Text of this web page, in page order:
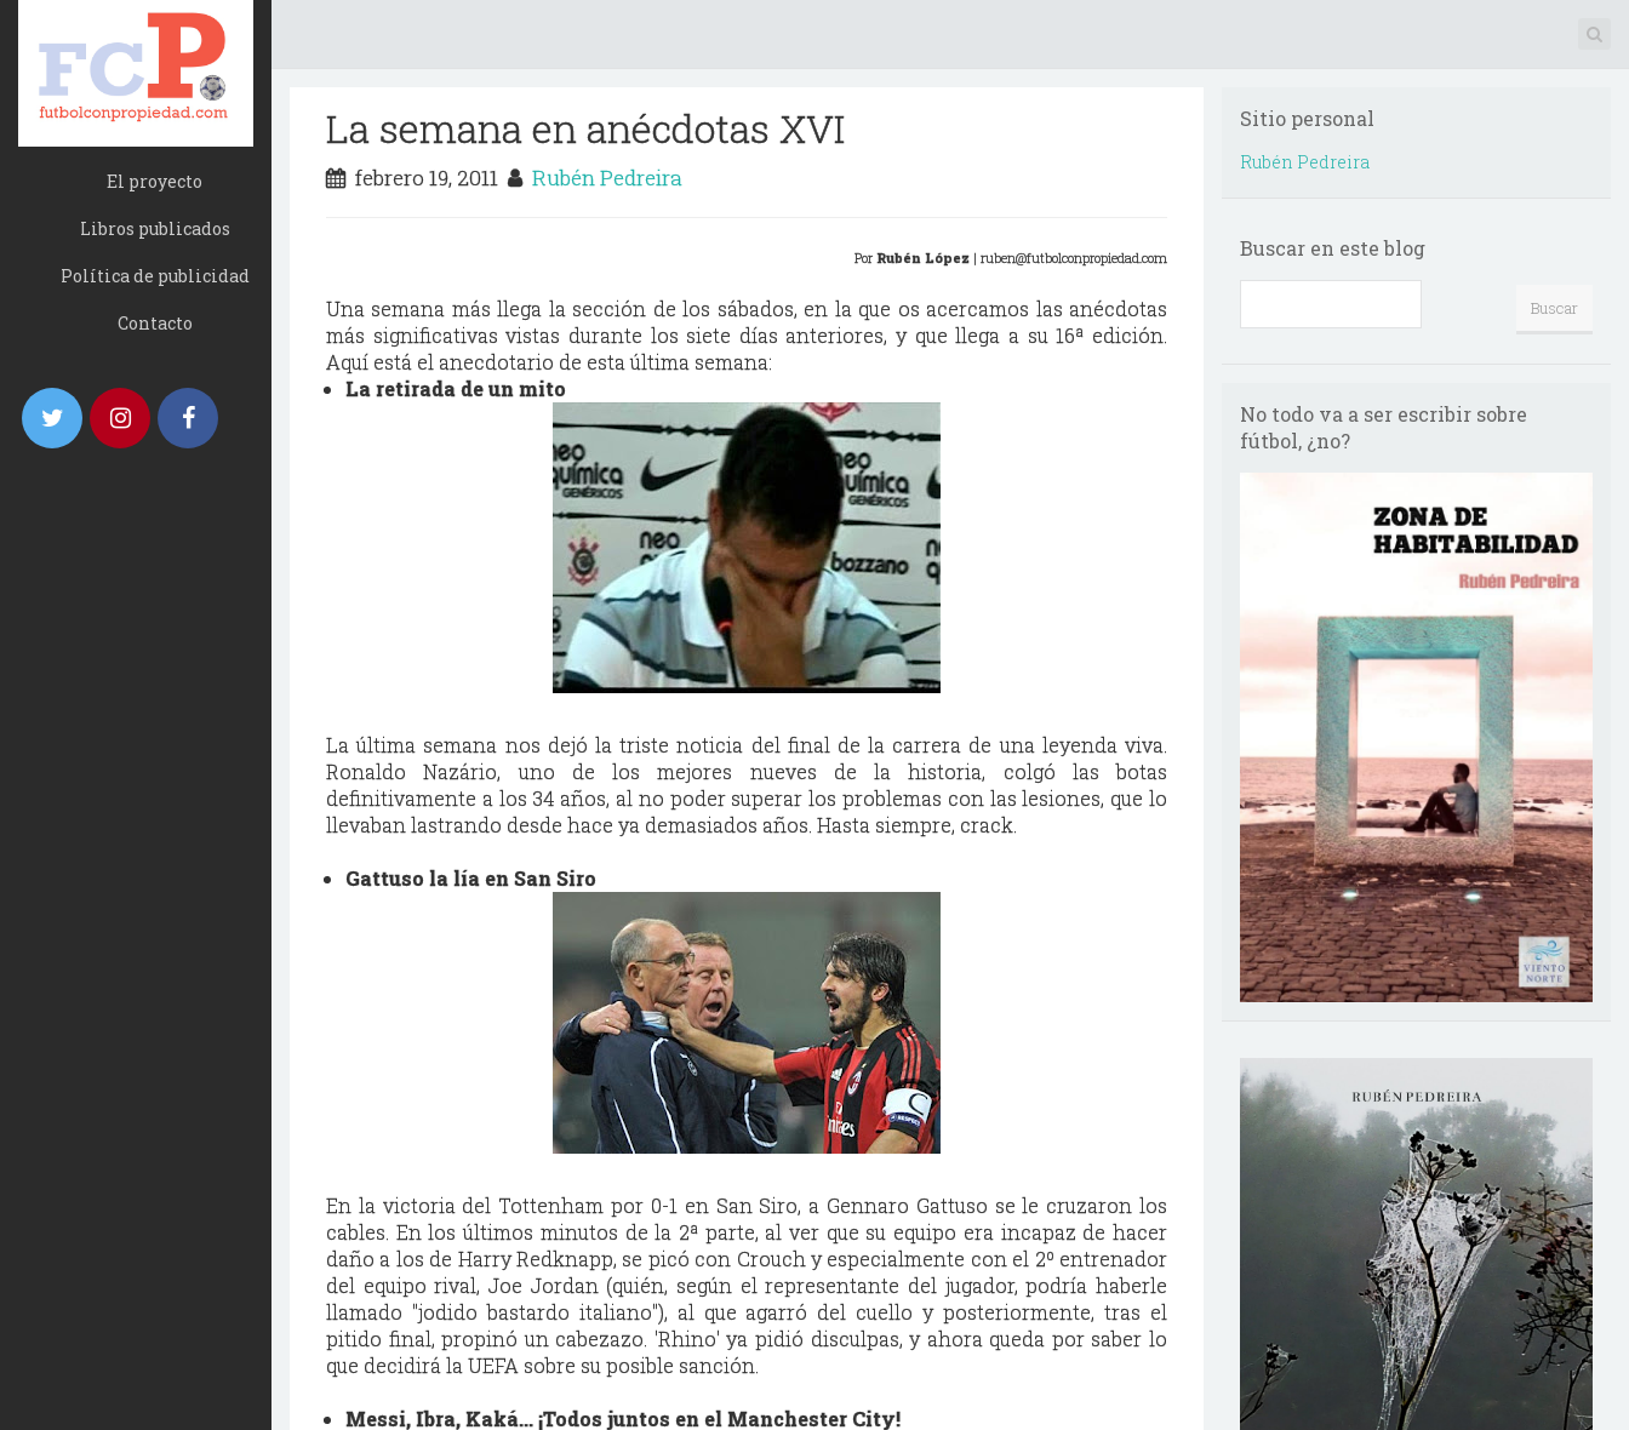
El proyecto
Libros publicados
Política de publicidad
Contacto
La semana en anécdotas XVI
febrero 19, 2011 Rubén Pedreira
Por Rubén López | ruben@futbolconpropiedad.com
Una semana más llega la sección de los sábados, en la que os acercamos las anécdotas
más significativas vistas durante los siete días anteriores, y que llega a su 16ª edición.
Aquí está el anecdotario de esta última semana:
La retirada de un mito
La última semana nos dejó la triste noticia del final de la carrera de una leyenda viva.
Ronaldo Nazário, uno de los mejores nueves de la historia, colgó las botas
definitivamente a los 34 años, al no poder superar los problemas con las lesiones, que lo
llevaban lastrando desde hace ya demasiados años. Hasta siempre, crack.
Gattuso la lía en San Siro
En la victoria del Tottenham por 0-1 en San Siro, a Gennaro Gattuso se le cruzaron los
cables. En los últimos minutos de la 2ª parte, al ver que su equipo era incapaz de hacer
daño a los de Harry Redknapp, se picó con Crouch y especialmente con el 2º entrenador
del equipo rival, Joe Jordan (quién, según el representante del jugador, podría haberle
llamado ''jodido bastardo italiano''), al que agarró del cuello y posteriormente, tras el
pitido final, propinó un cabezazo. 'Rhino' ya pidió disculpas, y ahora queda por saber lo
que decidirá la UEFA sobre su posible sanción.
Messi, Ibra, Kaká... ¡Todos juntos en el Manchester City!
Sitio personal
Rubén Pedreira
Buscar en este blog
No todo va a ser escribir sobre
fútbol, ¿no?